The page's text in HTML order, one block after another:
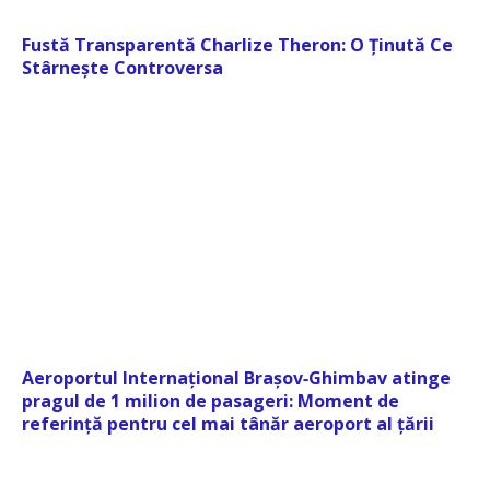
Fustă Transparentă Charlize Theron: O Ținută Ce
Stârnește Controversa
Aeroportul Internațional Brașov‑Ghimbav atinge
pragul de 1 milion de pasageri: Moment de
referință pentru cel mai tânăr aeroport al țării